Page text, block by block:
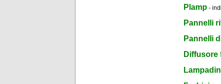
Plamp -
Pannelli
Pannelli
Diffusore